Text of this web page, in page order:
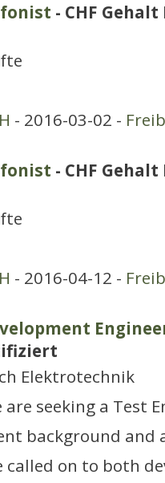
- CHF
- 2016-03-02 -
- CHF
- 2016-04-12 -
Elektrotechnik
are seeking a Test
background
called on to both